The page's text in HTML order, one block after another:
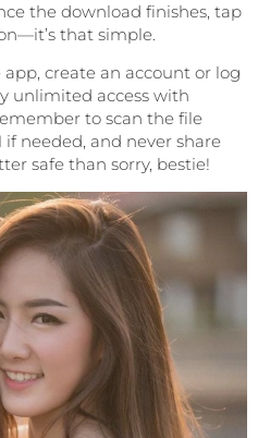
the download finishes, tap
that simple.
create an account or log
unlimited access with
to scan the file
needed, and never share
safe than sorry, bestie!